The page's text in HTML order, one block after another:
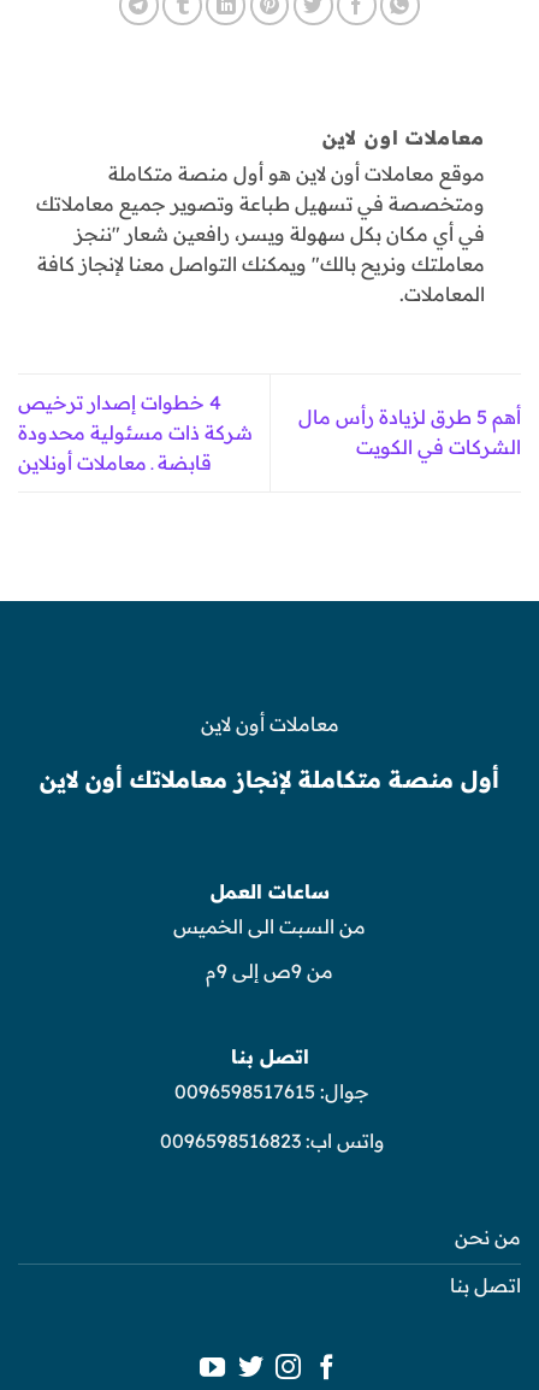
معاملات اون لاين
موقع معاملات أون لاين هو أول منصة متكاملة
ومتخصصة في تسهيل طباعة وتصوير جميع معاملاتك
في أي مكان بكل سهولة ويسر، رافعين شعار "ننجز
معاملتك ونريح بالك" ويمكنك التواصل معنا لإنجاز كافة
المعاملات.
أهم 5 طرق لزيادة رأس مال
الشركات في الكويت
4 خطوات إصدار ترخيص
شركة ذات مسئولية محدودة
قابضة ـ معاملات أونلاين
معاملات أون لاين
أول منصة متكاملة لإنجاز معاملاتك أون لاين
ساعات العمل
من السبت الى الخميس
من 9ص إلى 9م
اتصل بنا
جوال: 0096598517615
واتس اب:0096598516823
من نحن
اتصل بنا